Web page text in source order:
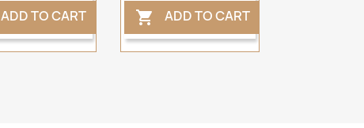
ADD TO CART  ADD TO CART